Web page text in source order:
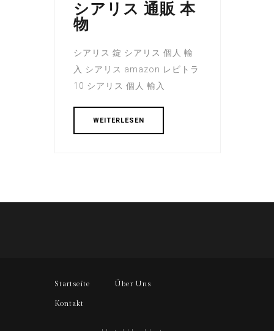
シアリス 通販 本
物
シアリス 錠 シアリス 個人 輸
入 シアリス amazon レビトラ
10 シアリス 個人 輸入
WEITERLESEN
Startseite Über Uns
Kontakt